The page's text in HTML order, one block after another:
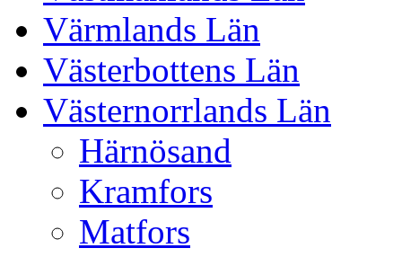
Värmlands Län
Västerbottens Län
Västernorrlands Län
Härnösand
Kramfors
Matfors